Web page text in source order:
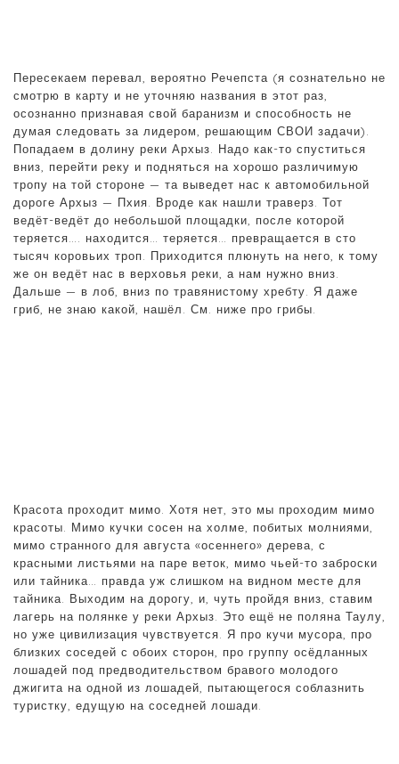
Пересекаем перевал, вероятно Речепста (я сознательно не
смотрю в карту и не уточняю названия в этот раз,
осознанно признавая свой баранизм и способность не
думая следовать за лидером, решающим СВОИ задачи).
Попадаем в долину реки Архыз. Надо как-то спуститься
вниз, перейти реку и подняться на хорошо различимую
тропу на той стороне — та выведет нас к автомобильной
дороге Архыз — Пхия. Вроде как нашли траверз. Тот
ведёт-ведёт до небольшой площадки, после которой
теряется…. находится… теряется… превращается в сто
тысяч коровьих троп. Приходится плюнуть на него, к тому
же он ведёт нас в верховья реки, а нам нужно вниз.
Дальше — в лоб, вниз по травянистому хребту. Я даже
гриб, не знаю какой, нашёл. См. ниже про грибы.
Красота проходит мимо. Хотя нет, это мы проходим мимо
красоты. Мимо кучки сосен на холме, побитых молниями,
мимо странного для августа «осеннего» дерева, с
красными листьями на паре веток, мимо чьей-то заброски
или тайника… правда уж слишком на видном месте для
тайника. Выходим на дорогу, и, чуть пройдя вниз, ставим
лагерь на полянке у реки Архыз. Это ещё не поляна Таулу,
но уже цивилизация чувствуется. Я про кучи мусора, про
близких соседей с обоих сторон, про группу осёдланных
лошадей под предводительством бравого молодого
джигита на одной из лошадей, пытающегося соблазнить
туристку, едущую на соседней лошади.